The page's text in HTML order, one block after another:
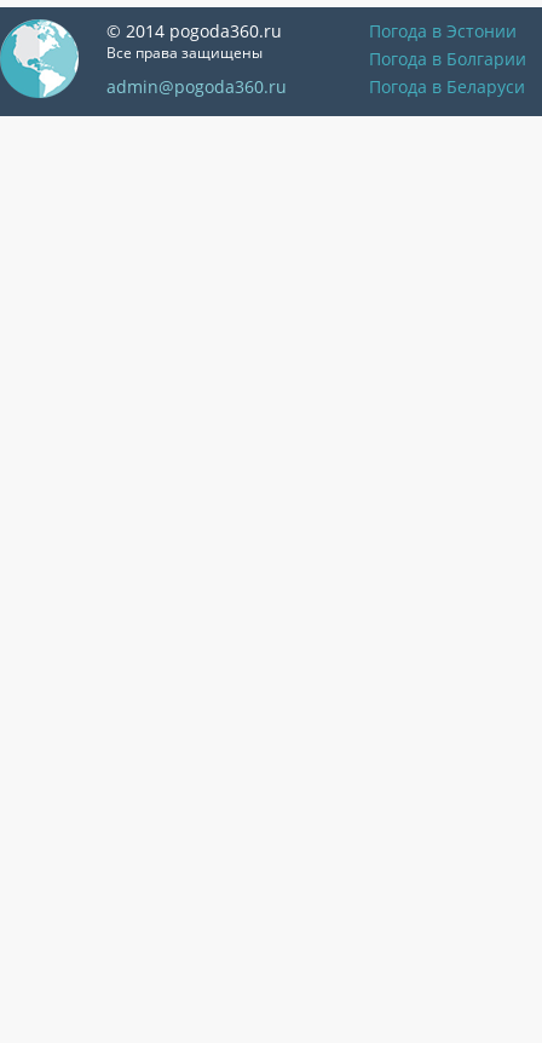
© 2014 pogoda360.ru
Все права защищены
admin@pogoda360.ru
Погода в Эстонии
Погода в Болгарии
Погода в Беларуси